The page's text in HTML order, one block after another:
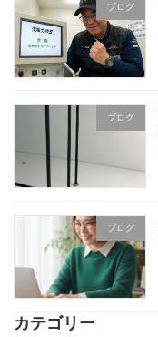
ブログ
ブログ
ブログ
カテゴリー